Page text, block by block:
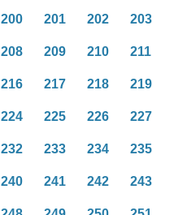
200 201 202 203
208 209 210 211
216 217 218 219
224 225 226 227
232 233 234 235
240 241 242 243